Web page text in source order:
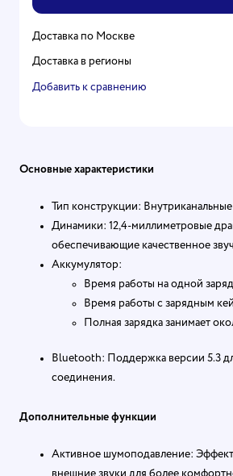
Доставка по Москве
Доставка в регионы
Добавить к сравнению
Основные характеристики
Тип конструкции: Внутриканальные
Динамики: 12,4-миллиметровые
обеспечивающие качественное
Аккумулятор:
Время работы на одной
Время работы с зарядным
Полная зарядка занимает
Bluetooth: Поддержка версии 5.3
соединения.
Дополнительные функции
Активное шумоподавление:
внешние звуки для более